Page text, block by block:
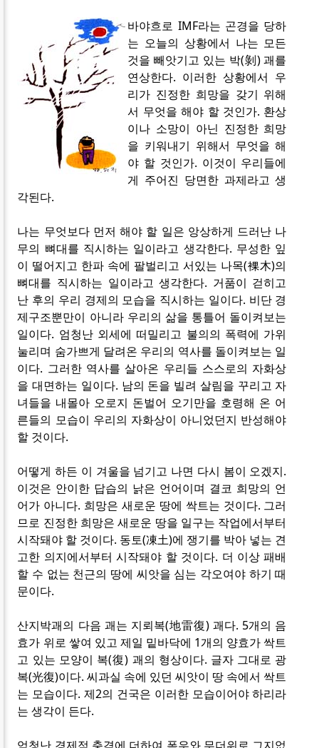
바야흐로 IMF라는 곤경을 당하
는 오늘의 상황에서 나는 모든
것을 빼앗기고 있는 박(剝) 괘를
연상한다. 이러한 상황에서 우
리가 진정한 희망을 갖기 위해
서 무엇을 해야 할 것인가. 환상
이나 소망이 아닌 진정한 희망
을 키워내기 위해서 무엇을 해
야 할 것인가. 이것이 우리들에
게 주어진 당면한 과제라고 생
각된다.
나는 무엇보다 먼저 해야 할 일은 앙상하게 드러난 나
무의 뼈대를 직시하는 일이라고 생각한다. 무성한 잎
이 떨어지고 한파 속에 팔벌리고 서있는 나목(裸木)의
뼈대를 직시하는 일이라고 생각한다. 거품이 걷히고
난 후의 우리 경제의 모습을 직시하는 일이다. 비단 경
제구조뿐만이 아니라 우리의 삶을 통틀어 돌이켜보는
일이다. 엄청난 외세에 떠밀리고 불의의 폭력에 가위
눌리며 숨가쁘게 달려온 우리의 역사를 돌이켜보는 일
이다. 그러한 역사를 살아온 우리들 스스로의 자화상
을 대면하는 일이다. 남의 돈을 빌려 살림을 꾸리고 자
녀들을 내몰아 오로지 돈벌어 오기만을 호령해 온 어
른들의 모습이 우리의 자화상이 아니었던지 반성해야
할 것이다.
어떻게 하든 이 겨울을 넘기고 나면 다시 봄이 오겠지.
이것은 안이한 답습의 낡은 언어이며 결코 희망의 언
어가 아니다. 희망은 새로운 땅에 싹트는 것이다. 그러
므로 진정한 희망은 새로운 땅을 일구는 작업에서부터
시작돼야 할 것이다. 동토(凍土)에 쟁기를 박아 넣는 견
고한 의지에서부터 시작돼야 할 것이다. 더 이상 패배
할 수 없는 천근의 땅에 씨앗을 심는 각오여야 하기 때
문이다.
산지박괘의 다음 괘는 지뢰복(地雷復) 괘다. 5개의 음
효가 위로 쌓여 있고 제일 밑바닥에 1개의 양효가 싹트
고 있는 모양이 복(復) 괘의 형상이다. 글자 그대로 광
복(光復)이다. 씨과실 속에 있던 씨앗이 땅 속에서 싹트
는 모습이다. 제2의 건국은 이러한 모습이어야 하리라
는 생각이 든다.